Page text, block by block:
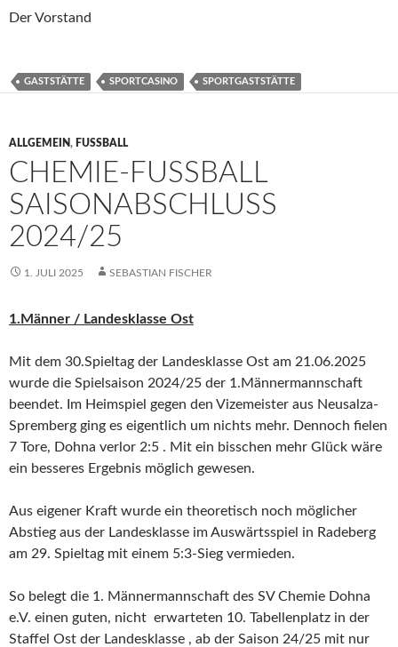
Der Vorstand
GASTSTÄTTE SPORTCASINO SPORTGASTSTÄTTE
ALLGEMEIN, FUSSBALL
CHEMIE-FUSSBALL S
AISONABSCHLUSS 2
024/25
1. JULI 2025 SEBASTIAN FISCHER
1.Männer / Landesklasse Ost
Mit dem 30.Spieltag der Landesklasse Ost am 21.06.2025
wurde die Spielsaison 2024/25 der 1.Männermannschaft
beendet. Im Heimspiel gegen den Vizemeister aus Neusalza-
Spremberg ging es eigentlich um nichts mehr. Dennoch fielen
7 Tore, Dohna verlor 2:5 . Mit ein bisschen mehr Glück wäre
ein besseres Ergebnis möglich gewesen.
Aus eigener Kraft wurde ein theoretisch noch möglicher
Abstieg aus der Landesklasse im Auswärtsspiel in Radeberg
am 29. Spieltag mit einem 5:3-Sieg vermieden.
So belegt die 1. Männermannschaft des SV Chemie Dohna
e.V. einen guten, nicht erwarteten 10. Tabellenplatz in der
Staffel Ost der Landesklasse , ab der Saison 24/25 mit nur